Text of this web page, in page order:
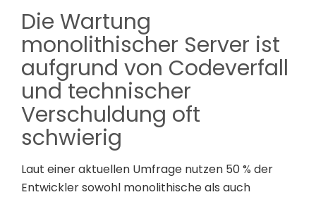
Die Wartung
monolithischer Server ist
aufgrund von Codeverfall
und technischer
Verschuldung oft
schwierig
Laut einer aktuellen Umfrage nutzen 50 % der
Entwickler sowohl monolithische als auch